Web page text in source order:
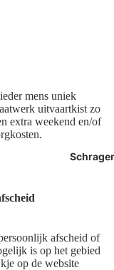
mens uniek
uitvaartkist zo
extra weekend en/of
afscheid of
is op het gebied
op de website